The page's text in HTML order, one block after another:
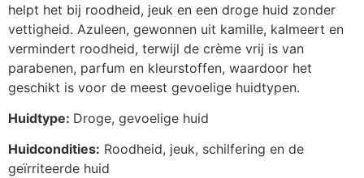
helpt het bij roodheid, jeuk en een droge huid zonder
vettigheid. Azuleen, gewonnen uit kamille, kalmeert en
vermindert roodheid, terwijl de crème vrij is van
parabenen, parfum en kleurstoffen, waardoor het
geschikt is voor de meest gevoelige huidtypen.
Huidtype: Droge, gevoelige huid
Huidcondities: Roodheid, jeuk, schilfering en de
geïrriteerde huid